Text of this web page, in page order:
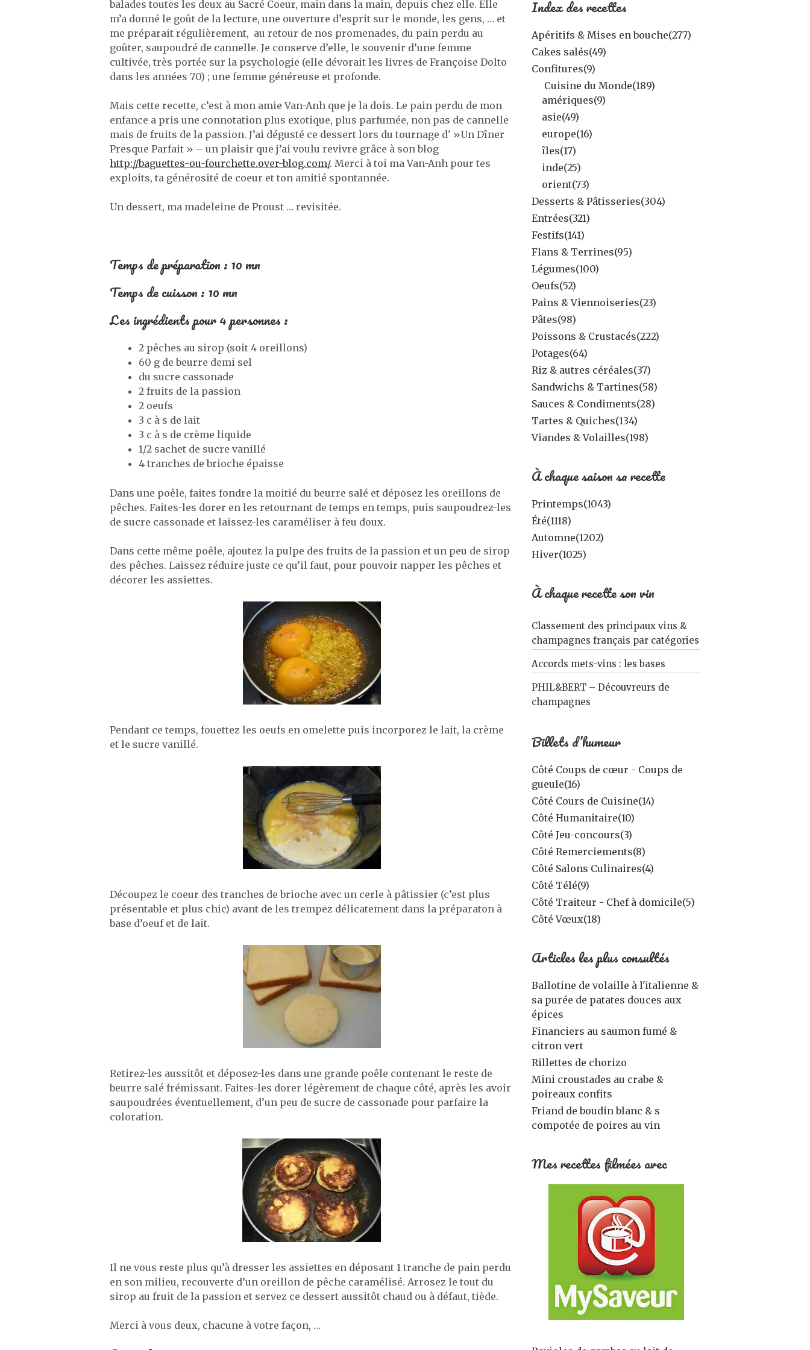
balades toutes les deux au Sacré Coeur, main dans la main, depuis chez elle. Elle
m’a donné le goût de la lecture, une ouverture d’esprit sur le monde, les gens, … et
me préparait régulièrement, au retour de nos promenades, du pain perdu au
goûter, saupoudré de cannelle. Je conserve d’elle, le souvenir d’une femme
cultivée, très portée sur la psychologie (elle dévorait les livres de Françoise Dolto
dans les années 70) ; une femme généreuse et profonde.
Mais cette recette, c’est à mon amie Van-Anh que je la dois. Le pain perdu de mon
enfance a pris une connotation plus exotique, plus parfumée, non pas de cannelle
mais de fruits de la passion. J’ai dégusté ce dessert lors du tournage d' »Un Dîner
Presque Parfait » – un plaisir que j’ai voulu revivre grâce à son blog
http://baguettes-ou-fourchette.over-blog.com/. Merci à toi ma Van-Anh pour tes
exploits, ta générosité de coeur et ton amitié spontannée.
Un dessert, ma madeleine de Proust … revisitée.
Temps de préparation : 10 mn
Temps de cuisson : 10 mn
Les ingrédients pour 4 personnes :
2 pêches au sirop (soit 4 oreillons)
60 g de beurre demi sel
du sucre cassonade
2 fruits de la passion
2 oeufs
3 c à s de lait
3 c à s de crème liquide
1/2 sachet de sucre vanillé
4 tranches de brioche épaisse
Dans une poêle, faites fondre la moitié du beurre salé et déposez les oreillons de
pêches. Faites-les dorer en les retournant de temps en temps, puis saupoudrez-les
de sucre cassonade et laissez-les caraméliser à feu doux.
Dans cette même poêle, ajoutez la pulpe des fruits de la passion et un peu de sirop
des pêches. Laissez réduire juste ce qu’il faut, pour pouvoir napper les pêches et
décorer les assiettes.
Pendant ce temps, fouettez les oeufs en omelette puis incorporez le lait, la crème
et le sucre vanillé.
Découpez le coeur des tranches de brioche avec un cerle à pâtissier (c’est plus
présentable et plus chic) avant de les trempez délicatement dans la préparaton à
base d’oeuf et de lait.
Retirez-les aussitôt et déposez-les dans une grande poêle contenant le reste de
beurre salé frémissant. Faites-les dorer légèrement de chaque côté, après les avoir
saupoudrées éventuellement, d’un peu de sucre de cassonade pour parfaire la
coloration.
Il ne vous reste plus qu’à dresser les assiettes en déposant 1 tranche de pain perdu
en son milieu, recouverte d’un oreillon de pêche caramélisé. Arrosez le tout du
sirop au fruit de la passion et servez ce dessert aussitôt chaud ou à défaut, tiède.
Merci à vous deux, chacune à votre façon, …
Index des recettes
Apéritifs & Mises en bouche(277)
Cakes salés(49)
Confitures(9)
Cuisine du Monde(189)
amériques(9)
asie(49)
europe(16)
îles(17)
inde(25)
orient(73)
Desserts & Pâtisseries(304)
Entrées(321)
Festifs(141)
Flans & Terrines(95)
Légumes(100)
Oeufs(52)
Pains & Viennoiseries(23)
Pâtes(98)
Poissons & Crustacés(222)
Potages(64)
Riz & autres céréales(37)
Sandwichs & Tartines(58)
Sauces & Condiments(28)
Tartes & Quiches(134)
Viandes & Volailles(198)
À chaque saison sa recette
Printemps(1043)
Été(1118)
Automne(1202)
Hiver(1025)
À chaque recette son vin
Classement des principaux vins &
champagnes français par catégories
Accords mets-vins : les bases
PHIL&BERT – Découvreurs de
champagnes
Billets d’humeur
Côté Coups de cœur - Coups de
gueule(16)
Côté Cours de Cuisine(14)
Côté Humanitaire(10)
Côté Jeu-concours(3)
Côté Remerciements(8)
Côté Salons Culinaires(4)
Côté Télé(9)
Côté Traiteur - Chef à domicile(5)
Côté Vœux(18)
Articles les plus consultés
Ballotine de volaille à l'italienne &
sa purée de patates douces aux
épices
Financiers au saumon fumé &
citron vert
Rillettes de chorizo
Mini croustades au crabe &
poireaux confits
Friand de boudin blanc & s
compotée de poires au vin
Mes recettes filmées avec